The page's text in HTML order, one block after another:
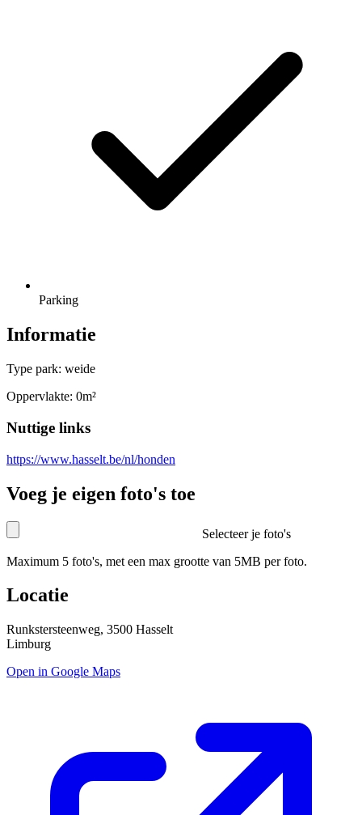
Parking
Informatie
Type park: weide
Oppervlakte: 0m²
Nuttige links
https://www.hasselt.be/nl/honden
Voeg je eigen foto's toe
Selecteer je foto's
Maximum 5 foto's, met een max grootte van 5MB per foto.
Locatie
Runkstersteenweg, 3500 Hasselt
Limburg
Open in Google Maps